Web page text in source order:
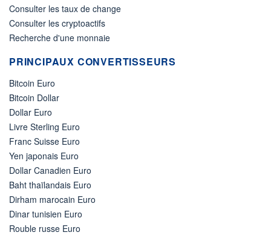
Consulter les taux de change
Consulter les cryptoactifs
Recherche d'une monnaie
PRINCIPAUX CONVERTISSEURS
Bitcoin Euro
Bitcoin Dollar
Dollar Euro
Livre Sterling Euro
Franc Suisse Euro
Yen japonais Euro
Dollar Canadien Euro
Baht thaïlandais Euro
Dirham marocain Euro
Dinar tunisien Euro
Rouble russe Euro